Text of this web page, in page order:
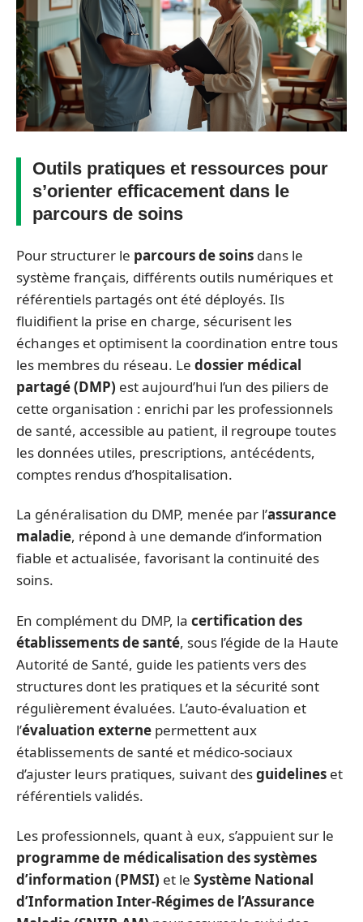
Outils pratiques et ressources pour
s’orienter efficacement dans le
parcours de soins
Pour structurer le parcours de soins dans le
système français, différents outils numériques et
référentiels partagés ont été déployés. Ils
fluidifient la prise en charge, sécurisent les
échanges et optimisent la coordination entre tous
les membres du réseau. Le dossier médical
partagé (DMP) est aujourd’hui l’un des piliers de
cette organisation : enrichi par les professionnels
de santé, accessible au patient, il regroupe toutes
les données utiles, prescriptions, antécédents,
comptes rendus d’hospitalisation.
La généralisation du DMP, menée par l’assurance
maladie, répond à une demande d’information
fiable et actualisée, favorisant la continuité des
soins.
En complément du DMP, la certification des
établissements de santé, sous l’égide de la Haute
Autorité de Santé, guide les patients vers des
structures dont les pratiques et la sécurité sont
régulièrement évaluées. L’auto-évaluation et
l’évaluation externe permettent aux
établissements de santé et médico-sociaux
d’ajuster leurs pratiques, suivant desguidelines et
référentiels validés.
Les professionnels, quant à eux, s’appuient sur le
programme de médicalisation des systèmes
d’information (PMSI) et le Système National
d’Information Inter-Régimes de l’Assurance